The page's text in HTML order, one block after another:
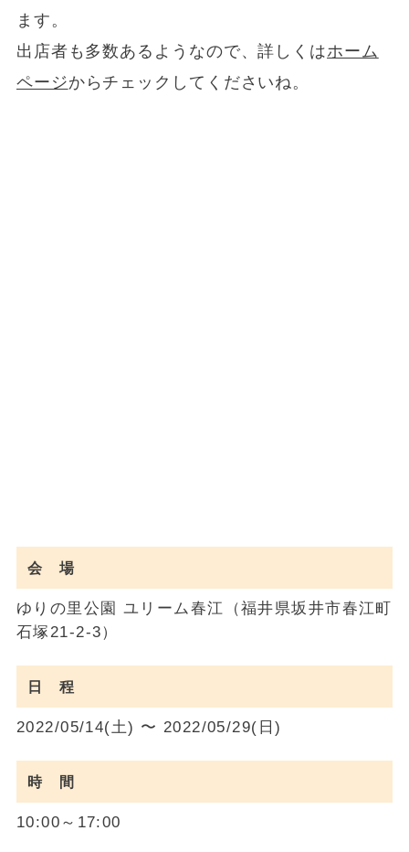
ます。
出店者も多数あるようなので、詳しくはホーム
ページからチェックしてくださいね。
会 場
ゆりの里公園 ユリーム春江（福井県坂井市春江町
石塚21-2-3）
日 程
2022/05/14(土) 〜 2022/05/29(日)
時 間
10:00～17:00